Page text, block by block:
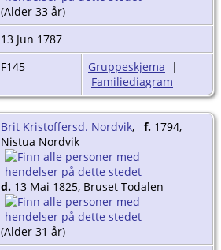
(Alder 33 år)
13 Jun 1787
F145 Gruppeskjema |
Familiediagram
Brit Kristoffersd. Nordvik, f. 1794,
Nistua Nordvik
d. 13 Mai 1825, Bruset Todalen
(Alder 31 år)